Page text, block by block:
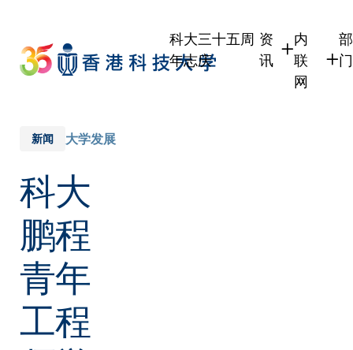
main
content
科大三十五周
年志庆
资
讯
内
联
网
部
门
新闻 大学发展
科大
鹏程
青年
工程